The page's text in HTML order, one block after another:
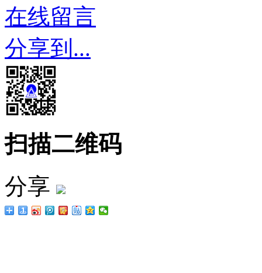
在线留言
分享到...
扫描二维码
分享